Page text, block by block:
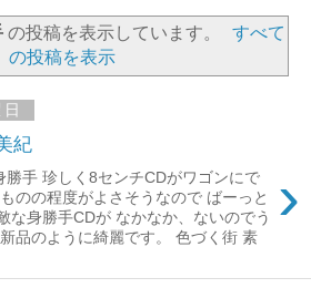
の投稿を表示しています。
すべて
の投稿を表示
紀
›
手 珍しく8センチCDがワゴンにで
のの程度がよさそうなので ばーっと
な身勝手CDが なかなか、ないのでう
品のように綺麗です。 色づく街 素